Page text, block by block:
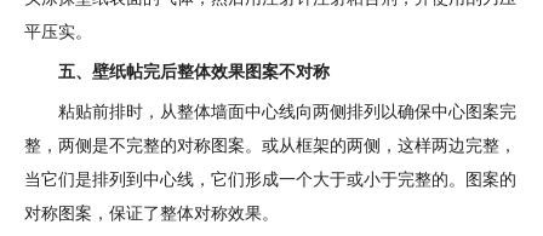
平压实。
五、壁纸帖完后整体效果图案不对称
粘贴前排时，从整体墙面中心线向两侧排列以确保中心图案完
整，两侧是不完整的对称图案。或从框架的两侧，这样两边完整，
当它们是排列到中心线，它们形成一个大于或小于完整的。图案的
对称图案，保证了整体对称效果。